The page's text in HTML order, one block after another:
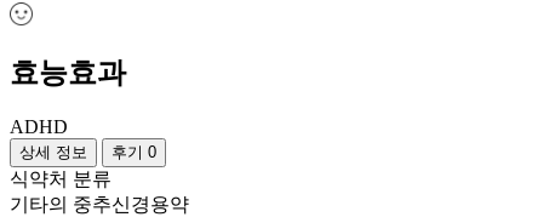
효능효과
ADHD
상세 정보 후기 0
식약처 분류
기타의 중추신경용약